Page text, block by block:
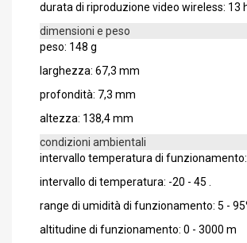
durata di riproduzione video wireless: 13
dimensioni e peso
peso: 148 g
larghezza: 67,3 mm
profondità: 7,3 mm
altezza: 138,4 mm
condizioni ambientali
intervallo temperatura di funzionamento:
intervallo di temperatura: -20 - 45 .
range di umidità di funzionamento: 5 -
altitudine di funzionamento: 0 - 3000 m